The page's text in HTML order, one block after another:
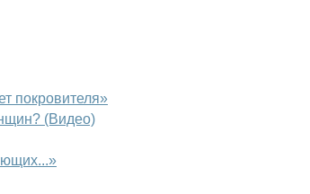
покровителя»
(Видео)